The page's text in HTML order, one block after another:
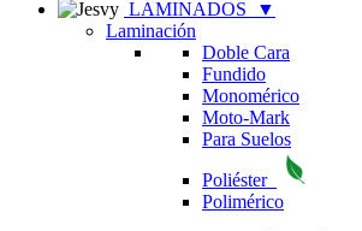
LAMINADOS
▼
Laminación
Doble Cara
Fundido
Monomérico
Moto-Mark
Para Suelos
Poliéster
Polimérico